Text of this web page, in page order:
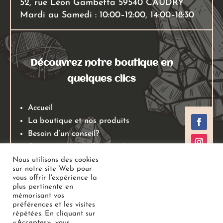
52, rue Léon Gambetta 59540 CAUDRY
Mardi au Samedi : 10:00–12:00, 14:00–18:30
Découvrez notre boutique en
quelques clics
Accueil
La boutique et nos produits
Besoin d’un conseil?
Mentions légales
Conditions générales de ventes
Politiques de retours
Politique de confidentialité
Nous utilisons des cookies
sur notre site Web pour
vous offrir l'expérience la
plus pertinente en
mémorisant vos
préférences et les visites
répétées. En cliquant sur